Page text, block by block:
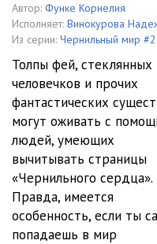
Автор: Функе Корнелия
Исполняет: Винокурова
Из серии: Чернильный мир #2
Толпы фей, стеклянных
человечков и прочих
фантастических
могут оживать с
людей, умеющих
вычитывать страницы
«Чернильного сердца».
Правда, имеется
особенность, если ты
попадаешь в мир